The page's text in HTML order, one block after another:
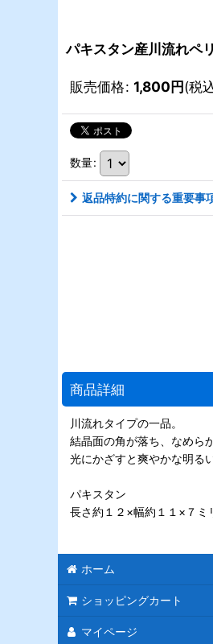
パキスタン産川流れペ
販売価格: 1,800円(税
数量:
返品特約に関する重要事
商品詳細
川流れタイプの一品。
結晶面の角が落ち、なめら
光にかざすと爽やかな明る
パキスタン
長さ約１２×幅約１１×７
ホーム
ショッピングカート
マイページ